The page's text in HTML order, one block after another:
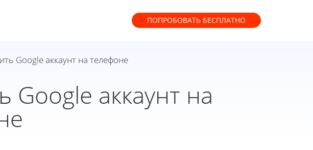
ПОПРОБОВАТЬ БЕСПЛАТНО
Google аккаунт на телефоне
Google аккаунт на